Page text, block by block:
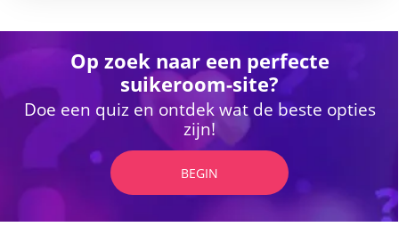
Op zoek naar een perfecte
suikeroom-site?
Doe een quiz en ontdek wat de beste opties
zijn!
BEGIN